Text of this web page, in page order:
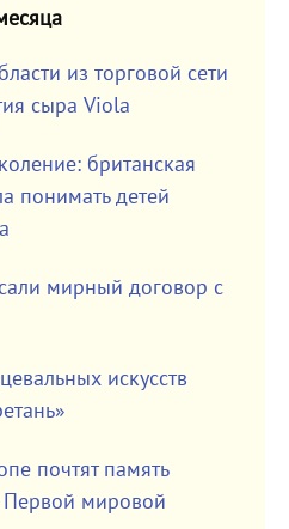
из торговой сети
сыра Viola
британская
понимать детей
мирный договор с
искусств
почтят память
Первой мировой